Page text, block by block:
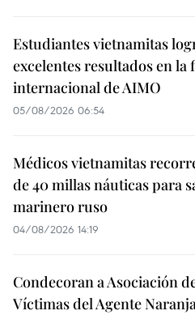
Estudiantes vietnamitas
excelentes resultados en la
internacional de AIMO
05/08/2026 06:54
Médicos vietnamitas
de 40 millas náuticas para
marinero ruso
04/08/2026 14:19
Condecoran a Asociación
Víctimas del Agente